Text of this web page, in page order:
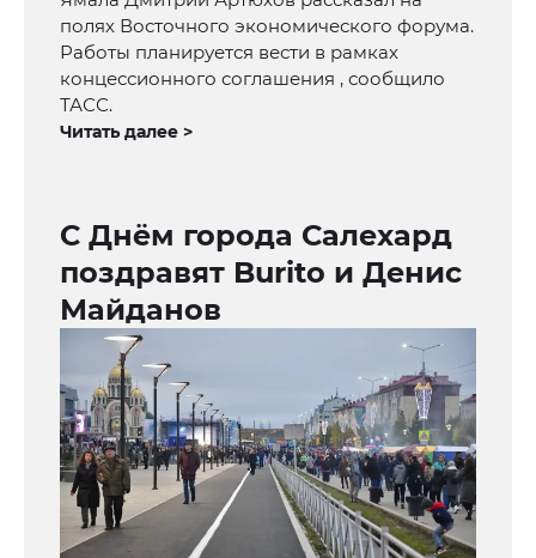
полях Восточного экономического форума.
Работы планируется вести в рамках
концессионного соглашения , сообщило
ТАСС.
Читать далее >
С Днём города Салехард
поздравят Burito и Денис
Майданов